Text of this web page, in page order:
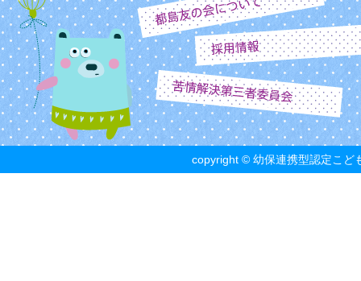
copyright © 幼保連携型認定こ